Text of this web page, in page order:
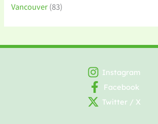
Vancouver(83)
Instagram
Facebook
Twitter / X